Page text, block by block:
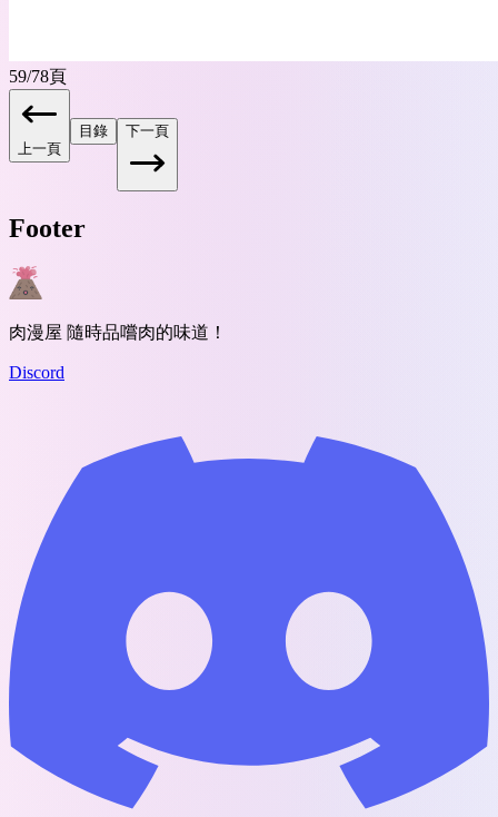
59/78頁
上一頁
目錄 下一頁
Footer
肉漫屋 隨時品嚐肉的味道！
Discord